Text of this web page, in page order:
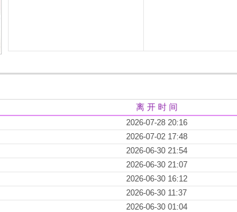
离 开 时 间
2026-07-28 20:16
2026-07-02 17:48
2026-06-30 21:54
2026-06-30 21:07
2026-06-30 16:12
2026-06-30 11:37
2026-06-30 01:04